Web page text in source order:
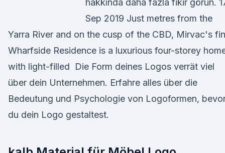
hakkında daha fazla fikir görün.
Sep 2019 Just metres from the
Yarra River and on the cusp of the CBD, Mirvac's
Wharfside Residence is a luxurious four-storey
with light-filled Die Form deines Logos verrät viel
über dein Unternehmen. Erfahre alles über die
Bedeutung und Psychologie von Logoformen,
du dein Logo gestaltest.